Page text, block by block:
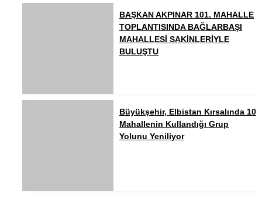
BAŞKAN AKPINAR 101. MAHALLE
TOPLANTISINDA BAĞLARBAŞI
MAHALLESİ SAKİNLERİYLE
BULUŞTU
Büyükşehir, Elbistan Kırsalında 10
Mahallenin Kullandığı Grup
Yolunu Yeniliyor